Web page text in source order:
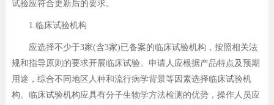
试验应符合更新后的要求。
1.临床试验机构
应选择不少于3家(含3家)已备案的临床试验机构，按照相关法
规和指导原则的要求开展临床试验。申请人应根据产品特点及预期
用途，综合不同地区人种和流行病学背景等因素选择临床试验机
构。临床试验机构应具有分子生物学方法检测的优势，操作人员应